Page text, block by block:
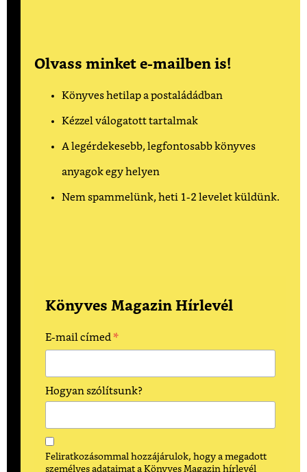
Olvass minket e-mailben is!
Könyves hetilap a postaládádban
Kézzel válogatott tartalmak
A legérdekesebb, legfontosabb könyves
anyagok egy helyen
Nem spammelünk, heti 1-2 levelet küldünk.
Könyves Magazin Hírlevél
E-mail címed *
Hogyan szólítsunk?
Feliratkozásommal hozzájárulok, hogy a megadott
személyes adataimat a Könyves Magazin hírlevél